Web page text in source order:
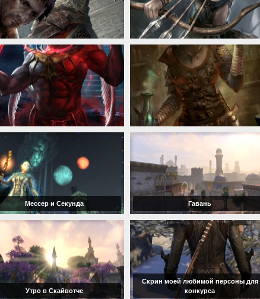
Мессер и Секунда Гавань
Утро в Скайвотче
Скрин моей любимой персоны для
конкурса